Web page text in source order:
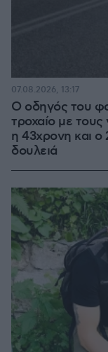
Ο οδηγός του
τροχαίο με τους
η 43χρονη και ο
δουλειά
07.08.2026, 13:17